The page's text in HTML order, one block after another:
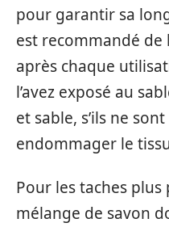
pour garantir sa
est recommandé de
après chaque
l’avez exposé au
et sable, s’ils ne
endommager le
Pour les taches
mélange de savon